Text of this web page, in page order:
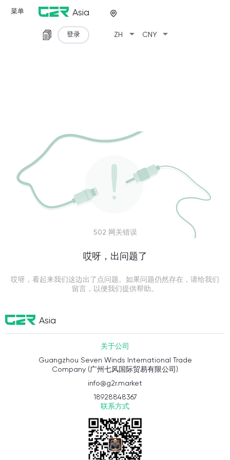
菜单 Asia
ZH arrow_drop_down CNY arrow_drop_down
登录
502 网关错误
哎呀，出问题了
哎呀，看起来我们这边出了点问题。如果问题仍然存在，请给我们
留言，以便我们提供帮助。
Asia
关于公司
Guangzhou Seven Winds International Trade
Company (广州七风国际贸易有限公司)
info@g2r.market
18928848367
联系方式